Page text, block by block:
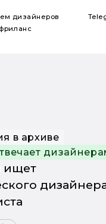
дизайнеров
в архиве
ищет